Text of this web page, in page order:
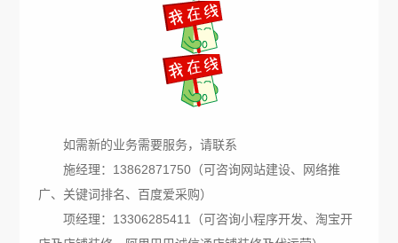
如需新的业务需要服务，请联系
施经理：13862871750（可咨询网站建设、网络推
广、关键词排名、百度爱采购）
项经理：13306285411（可咨询小程序开发、淘宝开